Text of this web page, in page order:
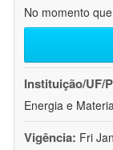
No momento
Instituição/UF/
Energia e
Vigência: Fri